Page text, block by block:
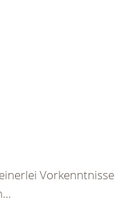
Vorkenntnisse